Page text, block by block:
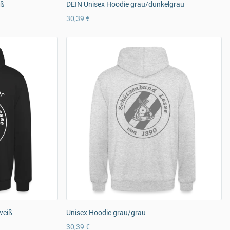
DEIN Unisex Hoodie grau/dunkelgrau
30,39 €
Unisex Hoodie grau/grau
30,39 €